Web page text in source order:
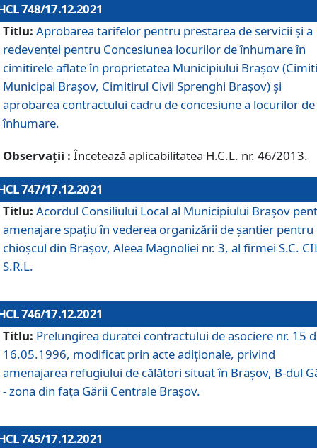
748/17.12.2021
Titlu: Aprobarea tarifelor pentru prestarea de servicii şi a
redevenţei pentru Concesiunea locurilor de înhumare în
cimitirele aflate în proprietatea Municipiului Braşov
Municipal Braşov, Cimitirul Civil Sprenghi Braşov) şi
aprobarea contractului cadru de concesiune a locurilor de
înhumare.
Observații : Încetează aplicabilitatea H.C.L. nr. 46/2013.
747/17.12.2021
Titlu: Acordul Consiliului Local al Municipiului Braşov
amenajare spațiu în vederea organizării de șantier pentru
chioșcul din Brașov, Aleea Magnoliei nr. 3, al firmei S.C.
S.R.L.
746/17.12.2021
Titlu: Prelungirea duratei contractului de asociere nr. 15
16.05.1996, modificat prin acte adiționale, privind
amenajarea refugiului de călători situat în Brașov, B-dul
- zona din faţa Gării Centrale Brașov.
745/17.12.2021